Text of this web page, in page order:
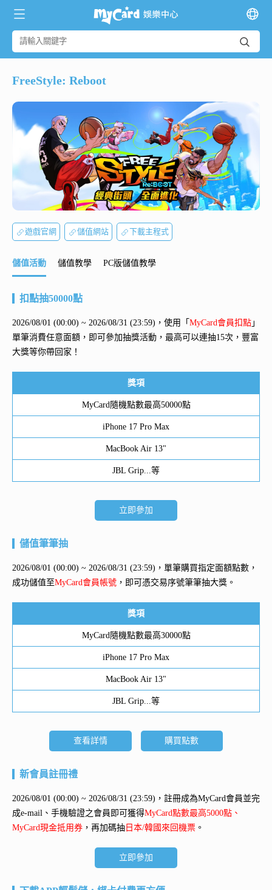
FreeStyle: Reboot
遊戲官網 儲值網站 下載主程式
儲值活動 儲值教學 PC版儲值教學
扣點抽50000點
2026/08/01 (00:00) ~ 2026/08/31 (23:59)，使用「 MyCard會員扣點 」
單筆消費任意面額，即可參加抽獎活動，最高可以連抽15次，豐富
大獎等你帶回家！
獎項
MyCard隨機點數最高50000點
iPhone 17 Pro Max
MacBook Air 13"
JBL Grip...等
立即參加
儲值筆筆抽
2026/08/01 (00:00) ~ 2026/08/31 (23:59)，單筆購買指定面額點數，
成功儲值至MyCard會員帳號 ，即可憑交易序號筆筆抽大獎。
獎項
MyCard隨機點數最高30000點
iPhone 17 Pro Max
MacBook Air 13"
JBL Grip...等
查看詳情 購買點數
新會員註冊禮
2026/08/01 (00:00) ~ 2026/08/31 (23:59)，註冊成為MyCard會員並完
成e-mail、手機驗證之會員即可獲得MyCard點數最高5000點、
MyCard現金抵用券 ，再加碼抽 日本/韓國來回機票 。
立即參加